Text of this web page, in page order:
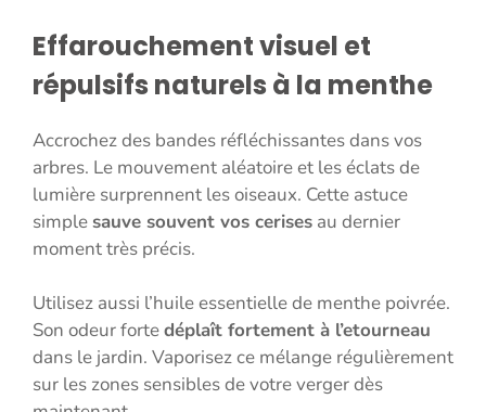
Effarouchement visuel et
répulsifs naturels à la menthe
Accrochez des bandes réfléchissantes dans vos
arbres. Le mouvement aléatoire et les éclats de
lumière surprennent les oiseaux. Cette astuce
simplesauve souvent vos cerises au dernier
moment très précis.
Utilisez aussi l’huile essentielle de menthe poivrée.
Son odeur fortedéplaît fortement à l’etourneau
dans le jardin. Vaporisez ce mélange régulièrement
sur les zones sensibles de votre verger dès